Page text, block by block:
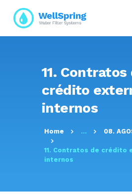
11. Contratos
crédito
internos
Home ... 08.
11. Contratos de crédito
internos
INICIO
NOSOTROS
PLANES Y
SERVICIOS
TRANSPARENCIA
RESOLUCIONES